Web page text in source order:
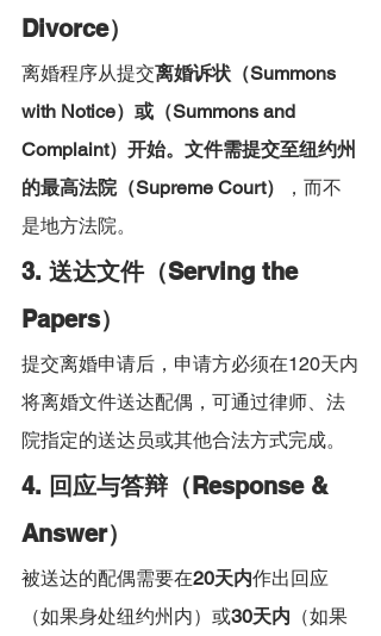
Divorce）
离婚程序从提交离婚诉状（Summons
with Notice）或（Summons and
Complaint）开始。文件需提交至纽约州
的最高法院（Supreme Court）
，而不
是地方法院。
3. 送达文件（Serving the
Papers）
提交离婚申请后，申请方必须在120天内
将离婚文件送达配偶，可通过律师、法
院指定的送达员或其他合法方式完成。
4. 回应与答辩（Response &
Answer）
被送达的配偶需要在20天内作出回应
（如果身处纽约州内）或30天内 （如果